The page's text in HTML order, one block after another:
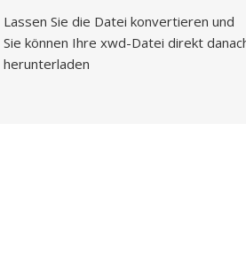
Lassen Sie die Datei konvertieren und
Sie können Ihre xwd-Datei direkt
herunterladen